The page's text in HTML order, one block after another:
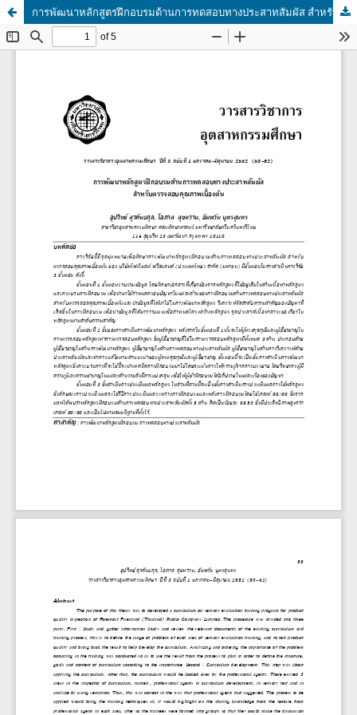
การพัฒนาหลักสูตรฝึกอบรมด้านการทดสอบทางประสาทสัมผัส สำหรับตรวจสอบคุณภาพเบื้องต้น